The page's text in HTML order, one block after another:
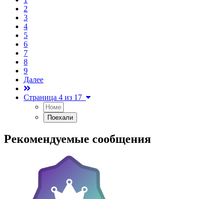
2
3
4
5
6
7
8
9
Далее
Страница 4 из 17
Рекомендуемые сообщения